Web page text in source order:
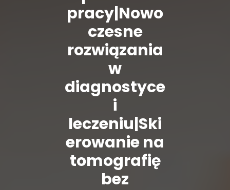
pracy|Nowo
czesne
rozwiązania
w
diagnostyce
i
leczeniu|Ski
erowanie na
tomografię
bez